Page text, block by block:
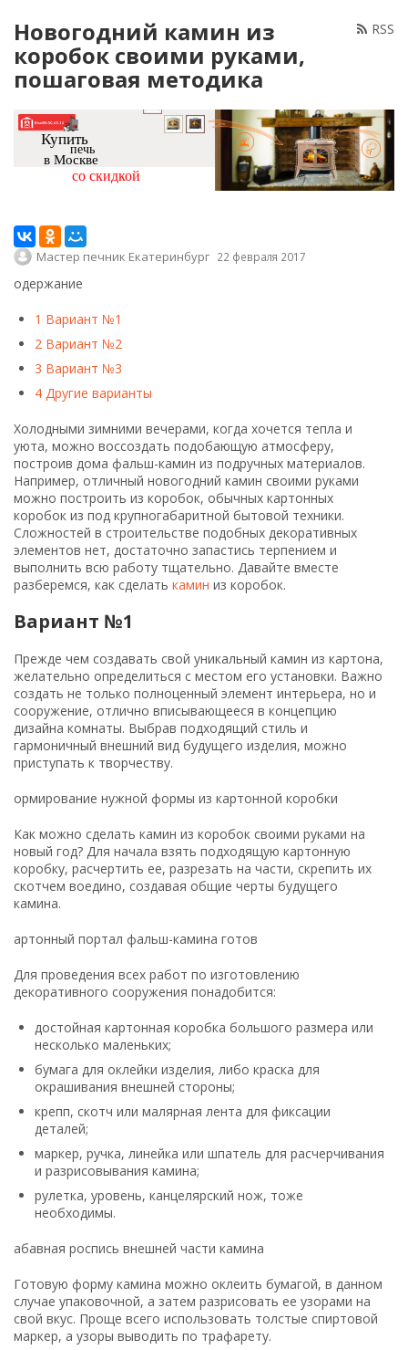
RSS
Новогодний камин из
коробок своими руками,
пошаговая методика
Купить
печь
в Москве
со скидкой
Мастер печник Екатеринбург 22 февраля 2017
одержание
1 Вариант №1
2 Вариант №2
3 Вариант №3
4 Другие варианты
Холодными зимними вечерами, когда хочется тепла и
уюта, можно воссоздать подобающую атмосферу,
построив дома фальш-камин из подручных материалов.
Например, отличный новогодний камин своими руками
можно построить из коробок, обычных картонных
коробок из под крупногабаритной бытовой техники.
Сложностей в строительстве подобных декоративных
элементов нет, достаточно запастись терпением и
выполнить всю работу тщательно. Давайте вместе
разберемся, как сделать камин из коробок.
Вариант №1
Прежде чем создавать свой уникальный камин из картона,
желательно определиться с местом его установки. Важно
создать не только полноценный элемент интерьера, но и
сооружение, отлично вписывающееся в концепцию
дизайна комнаты. Выбрав подходящий стиль и
гармоничный внешний вид будущего изделия, можно
приступать к творчеству.
ормирование нужной формы из картонной коробки
Как можно сделать камин из коробок своими руками на
новый год? Для начала взять подходящую картонную
коробку, расчертить ее, разрезать на части, скрепить их
скотчем воедино, создавая общие черты будущего
камина.
артонный портал фальш-камина готов
Для проведения всех работ по изготовлению
декоративного сооружения понадобится:
достойная картонная коробка большого размера или
несколько маленьких;
бумага для оклейки изделия, либо краска для
окрашивания внешней стороны;
крепп, скотч или малярная лента для фиксации
деталей;
маркер, ручка, линейка или шпатель для расчерчивания
и разрисовывания камина;
рулетка, уровень, канцелярский нож, тоже
необходимы.
абавная роспись внешней части камина
Готовую форму камина можно оклеить бумагой, в данном
случае упаковочной, а затем разрисовать ее узорами на
свой вкус. Проще всего использовать толстые спиртовой
маркер, а узоры выводить по трафарету.